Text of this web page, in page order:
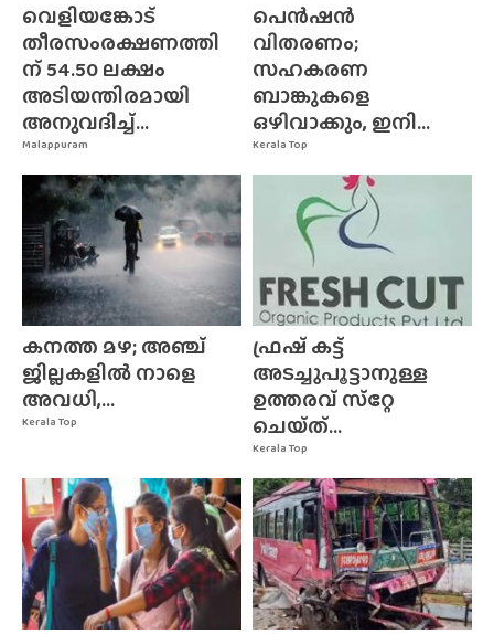
Malappuram
വെളിയങ്കോട്
തീരസംരക്ഷണത്തി
ന് 54.50 ലക്ഷം
അടിയന്തിരമായി
അനുവദിച്ച്...
Kerala Top
പെൻഷൻ
വിതരണം;
സഹകരണ
ബാങ്കുകളെ
ഒഴിവാക്കും, ഇനി...
Kerala Top
കനത്ത മഴ; അഞ്ച്
ജില്ലകളിൽ നാളെ
അവധി,...
Kerala Top
ഫ്രഷ് കട്ട്
അടച്ചുപൂട്ടാനുള്ള
ഉത്തരവ് സ്‌റ്റേ
ചെയ്‌ത്‌...